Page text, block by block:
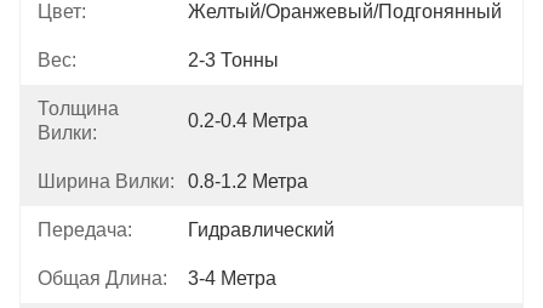
Цвет: Желтый/оранжевый/подгонянный
Вес: 2-3 Тонны
Толщина
Вилки:
0.2-0.4 Метра
Ширина Вилки: 0.8-1.2 Метра
Передача: Гидравлический
Общая Длина: 3-4 Метра